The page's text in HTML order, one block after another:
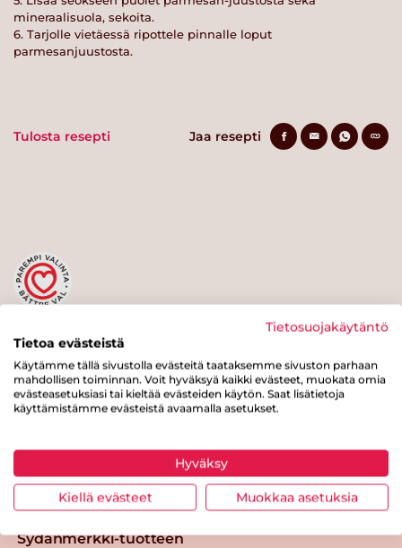
mineraalisuola, sekoita.
6. Tarjolle vietäessä ripottele pinnalle loput
parmesanjuustosta.
Tulosta resepti Jaa resepti
Sydänmerkki-tuotteen
Sydänmerkki-tuotteen
Tietosuojakäytäntö
Tietoa evästeistä
Käytämme tällä sivustolla evästeitä taataksemme sivuston parhaan
mahdollisen toiminnan. Voit hyväksyä kaikki evästeet, muokata omia
evästeasetuksiasi tai kieltää evästeiden käytön. Saat lisätietoja
käyttämistämme evästeistä avaamalla asetukset.
Hyväksy
Kiellä evästeet Muokkaa asetuksia